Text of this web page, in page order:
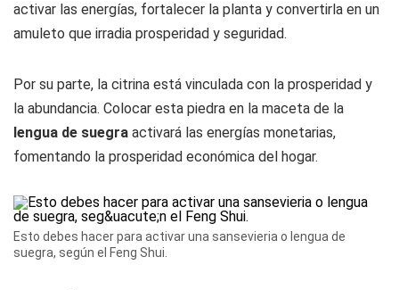
activar las energías, fortalecer la planta y convertirla en un
amuleto que irradia prosperidad y seguridad.
Por su parte, la citrina está vinculada con la prosperidad y
la abundancia. Colocar esta piedra en la maceta de la
lengua de suegra activará las energías monetarias,
fomentando la prosperidad económica del hogar.
Esto debes hacer para activar una sansevieria o lengua de
suegra, según el Feng Shui.